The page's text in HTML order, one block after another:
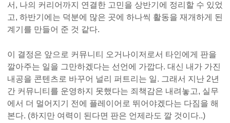
서, 나의 커리어까지 연결한 고민을 상반기에 정리할 수 있었
고, 하반기에는 덕분에 많은 곳에 하나씩 활동을 재개하게 된
계기를 만들어 준 것 같다.
이 결정은 앞으로 커뮤니티 오거나이저로서 타인에게 판을
깔아주는 일을 그만하겠다는 선언에 가깝다. 대신 내가 가진
내공을 콘텐츠로 바꾸어 널리 퍼트리는 일. 그래서 지난 2년
간 커뮤니티를 운영하지 못했다는 죄책감은 내려놓고, 실무
에서 더 멀어지기 전에 플레이어로 뛰어야겠다는 다짐을 해
본다. (하지만 여력이 된다면 판은 언제라도 깔 것이다..)